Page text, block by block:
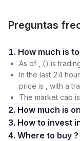
Preguntas
1.
As of , () is
In the last 24
price is , with a
The market cap
2. How much is
3. How to invest
4. Where to buy ?